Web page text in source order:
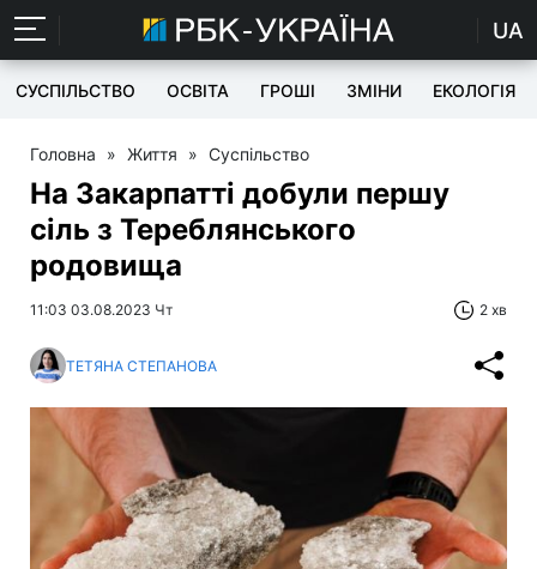
UA
СУСПІЛЬСТВО ОСВІТА ГРОШІ ЗМІНИ ЕКОЛОГІЯ
Головна » Життя » Суспільство
На Закарпатті добули першу
сіль з Тереблянського
родовища
11:03 03.08.2023 Чт 2 хв
ТЕТЯНА СТЕПАНОВА